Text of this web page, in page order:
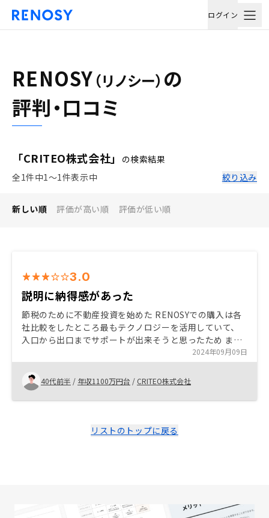
ログイン
RENOSY （リノシー） の
評判・口コミ
「CRITEO株式会社」
の検索結果
全1件中1〜1件表示中
絞り込み
新しい順 評価が高い順 評価が低い順
3.0
説明に納得感があった
節税のために不動産投資を始めた RENOSYでの購入は各
社比較をしたところ最もテクノロジーを活用していて、
入口から出口までサポートが出来そうと思ったため ま
た、話を聞いたところ提携金融機関が多く融資を受けら
れる選択肢が多かった
2024年09月09日
40代前半 / 年収1100万円台 / CRITEO株式会社
リストのトップに戻る